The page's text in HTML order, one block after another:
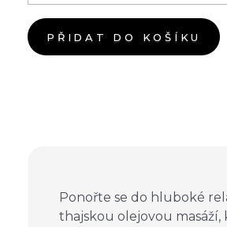
PŘIDAT DO KOŠÍKU
Ponořte se do hluboké
thajskou olejovou masáží,